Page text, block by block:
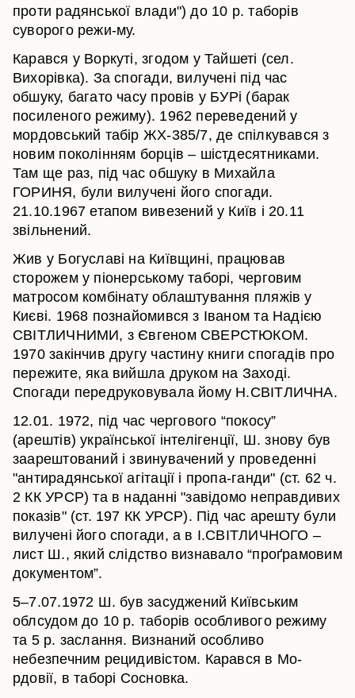
проти радянської влади") до 10 р. таборів
суворого режи-му.
Карався у Воркуті, згодом у Тайшеті (сел.
Вихорівка). За спогади, вилучені під час
обшуку, багато часу провів у БУРі (барак
посиленого режиму). 1962 переведений у
мордовський табір ЖХ-385/7, де спілкувався з
новим поколінням борців – шістдесятниками.
Там ще раз, під час обшуку в Михайла
ГОРИНЯ, були вилучені його спогади.
21.10.1967 етапом вивезений у Київ і 20.11
звільнений.
Жив у Богуславі на Київщині, працював
сторожем у піонерському таборі, черговим
матросом комбінату облаштування пляжів у
Києві. 1968 познайомився з Іваном та Надією
СВІТЛИЧНИМИ, з Євгеном СВЕРСТЮКОМ.
1970 закінчив другу частину книги спогадів про
пережите, яка вийшла друком на Заході.
Спогади передруковувала йому Н.СВІТЛИЧНА.
12.01. 1972, під час чергового “покосу”
(арештів) української інтелігенції, Ш. знову був
заарештований і звинувачений у проведенні
"антирадянської агітації і пропа-ганди" (ст. 62 ч.
2 КК УРСР) та в наданні "завідомо неправдивих
показів" (ст. 197 КК УРСР). Під час арешту були
вилучені його спогади, а в І.СВІТЛИЧНОГО –
лист Ш., який слідство визнавало “проґрамовим
документом”.
5–7.07.1972 Ш. був засуджений Київським
облсудом до 10 р. таборів особливого режиму
та 5 р. заслання. Визнаний особливо
небезпечним рецидивістом. Карався в Мо-
рдовії, в таборі Сосновка.